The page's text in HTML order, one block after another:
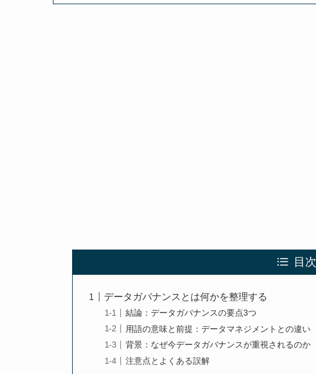
目次
データガバナンスとは何かを整理する
結論：データガバナンスの要点3つ
用語の意味と前提：データマネジメントとの違い
背景：なぜ今データガバナンスが重視されるのか
注意点とよくある誤解